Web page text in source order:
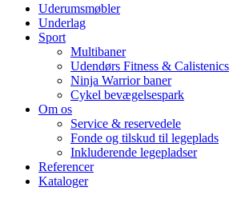
Uderumsmøbler
Underlag
Sport
Multibaner
Udendørs Fitness & Calistenics
Ninja Warrior baner
Cykel bevægelsespark
Om os
Service & reservedele
Fonde og tilskud til legeplads
Inkluderende legepladser
Referencer
Kataloger